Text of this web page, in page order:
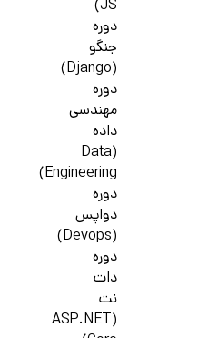
JS)
دوره
جنگو
(Django)
دوره
مهندسی
داده
(Data
Engineering)
دوره
دواپس
(Devops)
دوره
دات
نت
(ASP.NET